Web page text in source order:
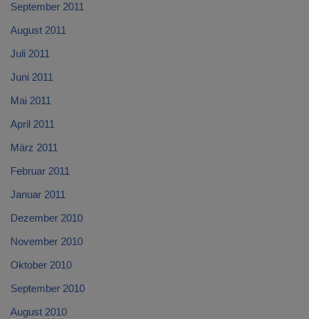
September 2011
August 2011
Juli 2011
Juni 2011
Mai 2011
April 2011
März 2011
Februar 2011
Januar 2011
Dezember 2010
November 2010
Oktober 2010
September 2010
August 2010